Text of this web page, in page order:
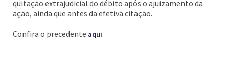
quitação extrajudicial do débito após o ajuizamento da
ação, ainda que antes da efetiva citação.
Confira o precedente aqui.